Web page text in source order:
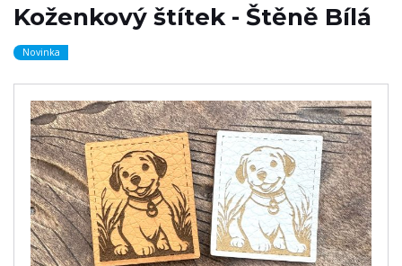
Koženkový štítek - Štěně Bílá
Novinka